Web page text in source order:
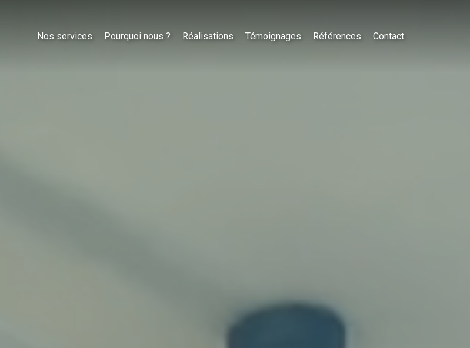
Nos services Pourquoi nous ? Réalisations Témoignages Références Contact